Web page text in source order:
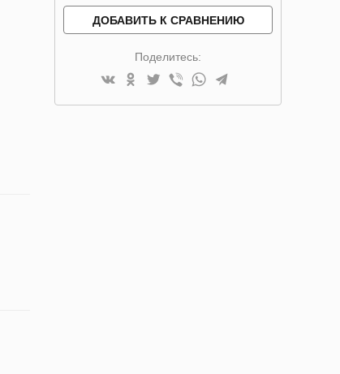
ДОБАВИТЬ К СРАВНЕНИЮ
Поделитесь: